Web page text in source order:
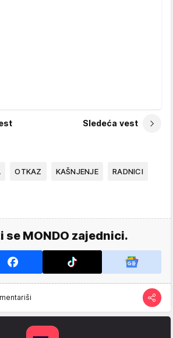
Sledeća vest
OTKAZ KAŠNJENJE RADNICI
se MONDO zajednici.